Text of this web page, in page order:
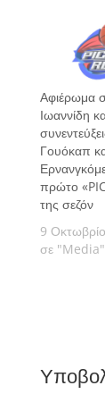
Αφιέρωμα
Ιωαννίδη
Γουόκαπ
πρώτο
της σεζόν
9
σε "Media"